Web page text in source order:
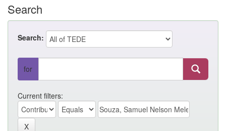
Search
Search:
for
Current filters: